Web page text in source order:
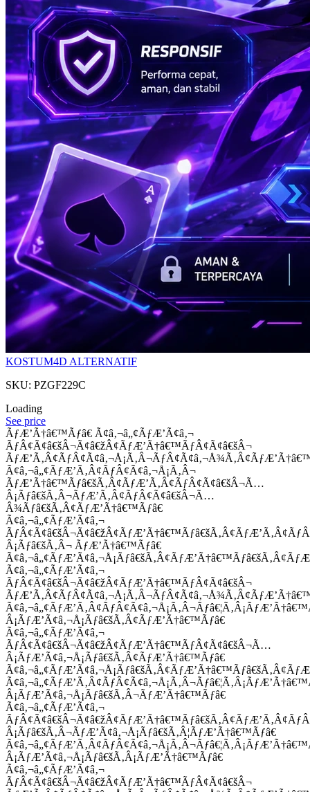
KOSTUM4D ALTERNATIF
SKU: PZGF229C
Loading
See price
ÃƒÆ’Ã†â€™Ãƒâ€ Ã¢â‚¬â„¢ÃƒÆ’Ã¢â‚¬
ÃƒÂ¢Ã¢â€šÂ¬Ã¢â€žÂ¢ÃƒÆ’Ã†â€™ÃƒÂ¢Ã¢â€šÂ¬
Ã¢â‚¬â„¢ÃƒÆ’Ã‚Â¢ÃƒÂ¢Ã¢â‚¬Å¡Ã‚Â¬
ÃƒÆ’Ã†â€™Ãƒâ€šÃ‚Â¢ÃƒÆ’Ã‚Â¢ÃƒÂ¢Ã¢â€šÂ¬Ã…
Â¡Ãƒâ€šÃ‚Â¬ÃƒÆ’Ã‚Â¢ÃƒÂ¢Ã¢â€šÂ¬Ã…
Â¾Ãƒâ€šÃ‚Â¢ÃƒÆ’Ã†â€™Ãƒâ€
Ã¢â‚¬â„¢ÃƒÆ’Ã¢â‚¬
Â¡Ãƒâ€šÃ‚Â¬ ÃƒÆ’Ã†â€™Ãƒâ€
Ã¢â‚¬â„¢ÃƒÆ’Ã¢â‚¬
ÃƒÂ¢Ã¢â€šÂ¬Ã¢â€žÂ¢ÃƒÆ’Ã†â€™ÃƒÂ¢Ã¢â€šÂ¬
Â¡ÃƒÆ’Ã¢â‚¬Å¡Ãƒâ€šÃ‚Â¢ÃƒÆ’Ã†â€™Ãƒâ€
Ã¢â‚¬â„¢ÃƒÆ’Ã¢â‚¬
ÃƒÂ¢Ã¢â€šÂ¬Ã¢â€žÂ¢ÃƒÆ’Ã†â€™ÃƒÂ¢Ã¢â€šÂ¬Ã…
Â¡ÃƒÆ’Ã¢â‚¬Å¡Ãƒâ€šÃ‚Â¢ÃƒÆ’Ã†â€™Ãƒâ€
Â¡ÃƒÆ’Ã¢â‚¬Å¡Ãƒâ€šÃ‚Â¬ÃƒÆ’Ã†â€™Ãƒâ€
Ã¢â‚¬â„¢ÃƒÆ’Ã¢â‚¬
Â¡Ãƒâ€šÃ‚Â¬ÃƒÆ’Ã¢â‚¬Å¡Ãƒâ€šÃ‚Â¦ÃƒÆ’Ã†â€™Ãƒâ€
Â¡ÃƒÆ’Ã¢â‚¬Å¡Ãƒâ€šÃ‚Â¡ÃƒÆ’Ã†â€™Ãƒâ€
Ã¢â‚¬â„¢ÃƒÆ’Ã¢â‚¬
ÃƒÂ¢Ã¢â€šÂ¬Ã¢â€žÂ¢ÃƒÆ’Ã†â€™ÃƒÂ¢Ã¢â€šÂ¬